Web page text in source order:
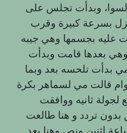
وبدأت تجلس على
بسرعة كبيرة وقرب
بجسمها وهي جيبه
بعدها قامت وبدأت
بدأت تلحسه بعد وبما
قالت مي لسماهر بكرة
نرجع لجولة ثانيه ووافقت
تردد و هنا طالعت
اثنين ونص وهنا بعد